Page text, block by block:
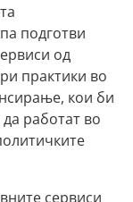
подготви
од
практики во
кои би
работат во
сервиси